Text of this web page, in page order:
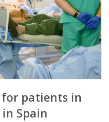
patients in
Spain